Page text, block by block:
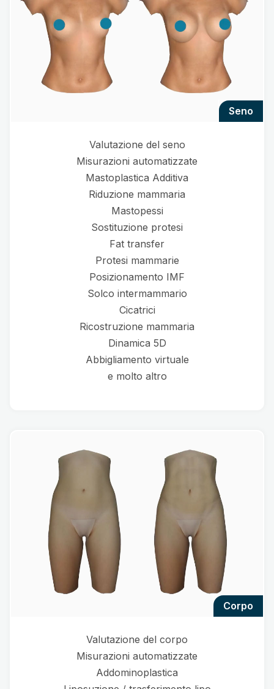
seno
Valutazione del seno
Misurazioni automatizzate
Mastoplastica Additiva
Riduzione mammaria
Mastopessi
Sostituzione protesi
Fat transfer
Protesi mammarie
Posizionamento IMF
Solco intermammario
Cicatrici
Ricostruzione mammaria
Dinamica 5D
Abbigliamento virtuale
e molto altro
corpo
Valutazione del corpo
Misurazioni automatizzate
Addominoplastica